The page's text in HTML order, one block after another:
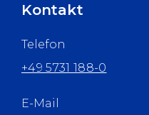
Kontakt
Telefon
+49 5731 188-0
E-Mail